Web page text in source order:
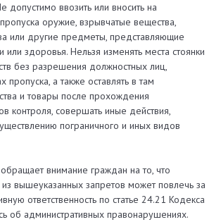
допустимо ввозить или вносить на
оружие, взрывчатые вещества,
или другие предметы, представляющие
или здоровья. Нельзя изменять места стоянки
без разрешения должностных лиц,
пропуска, а также оставлять в там
и товары после прохождения
контроля, совершать иные действия,
пограничного и иных видов
внимание граждан на то, что
вышеуказанных запретов может повлечь за
ответственность по статье 24.21 Кодекса
об административных правонарушениях.